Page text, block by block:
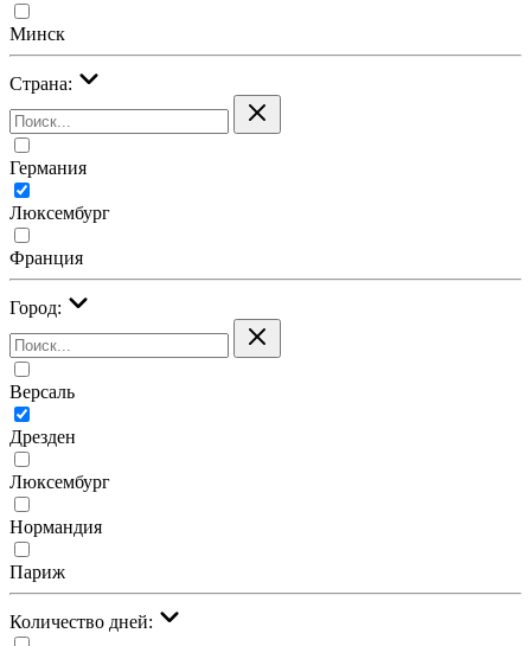
Минск
Страна:
Германия
Люксембург
Франция
Город:
Версаль
Дрезден
Люксембург
Нормандия
Париж
Количество дней: